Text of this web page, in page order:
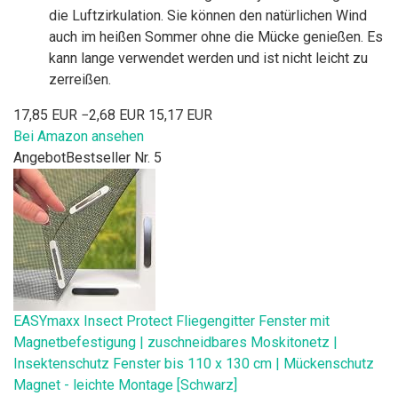
die Luftzirkulation. Sie können den natürlichen Wind
auch im heißen Sommer ohne die Mücke genießen. Es
kann lange verwendet werden und ist nicht leicht zu
zerreißen.
17,85 EUR −2,68 EUR 15,17 EUR
Bei Amazon ansehen
AngebotBestseller Nr. 5
EASYmaxx Insect Protect Fliegengitter Fenster mit
Magnetbefestigung | zuschneidbares Moskitonetz |
Insektenschutz Fenster bis 110 x 130 cm | Mückenschutz
Magnet - leichte Montage [Schwarz]